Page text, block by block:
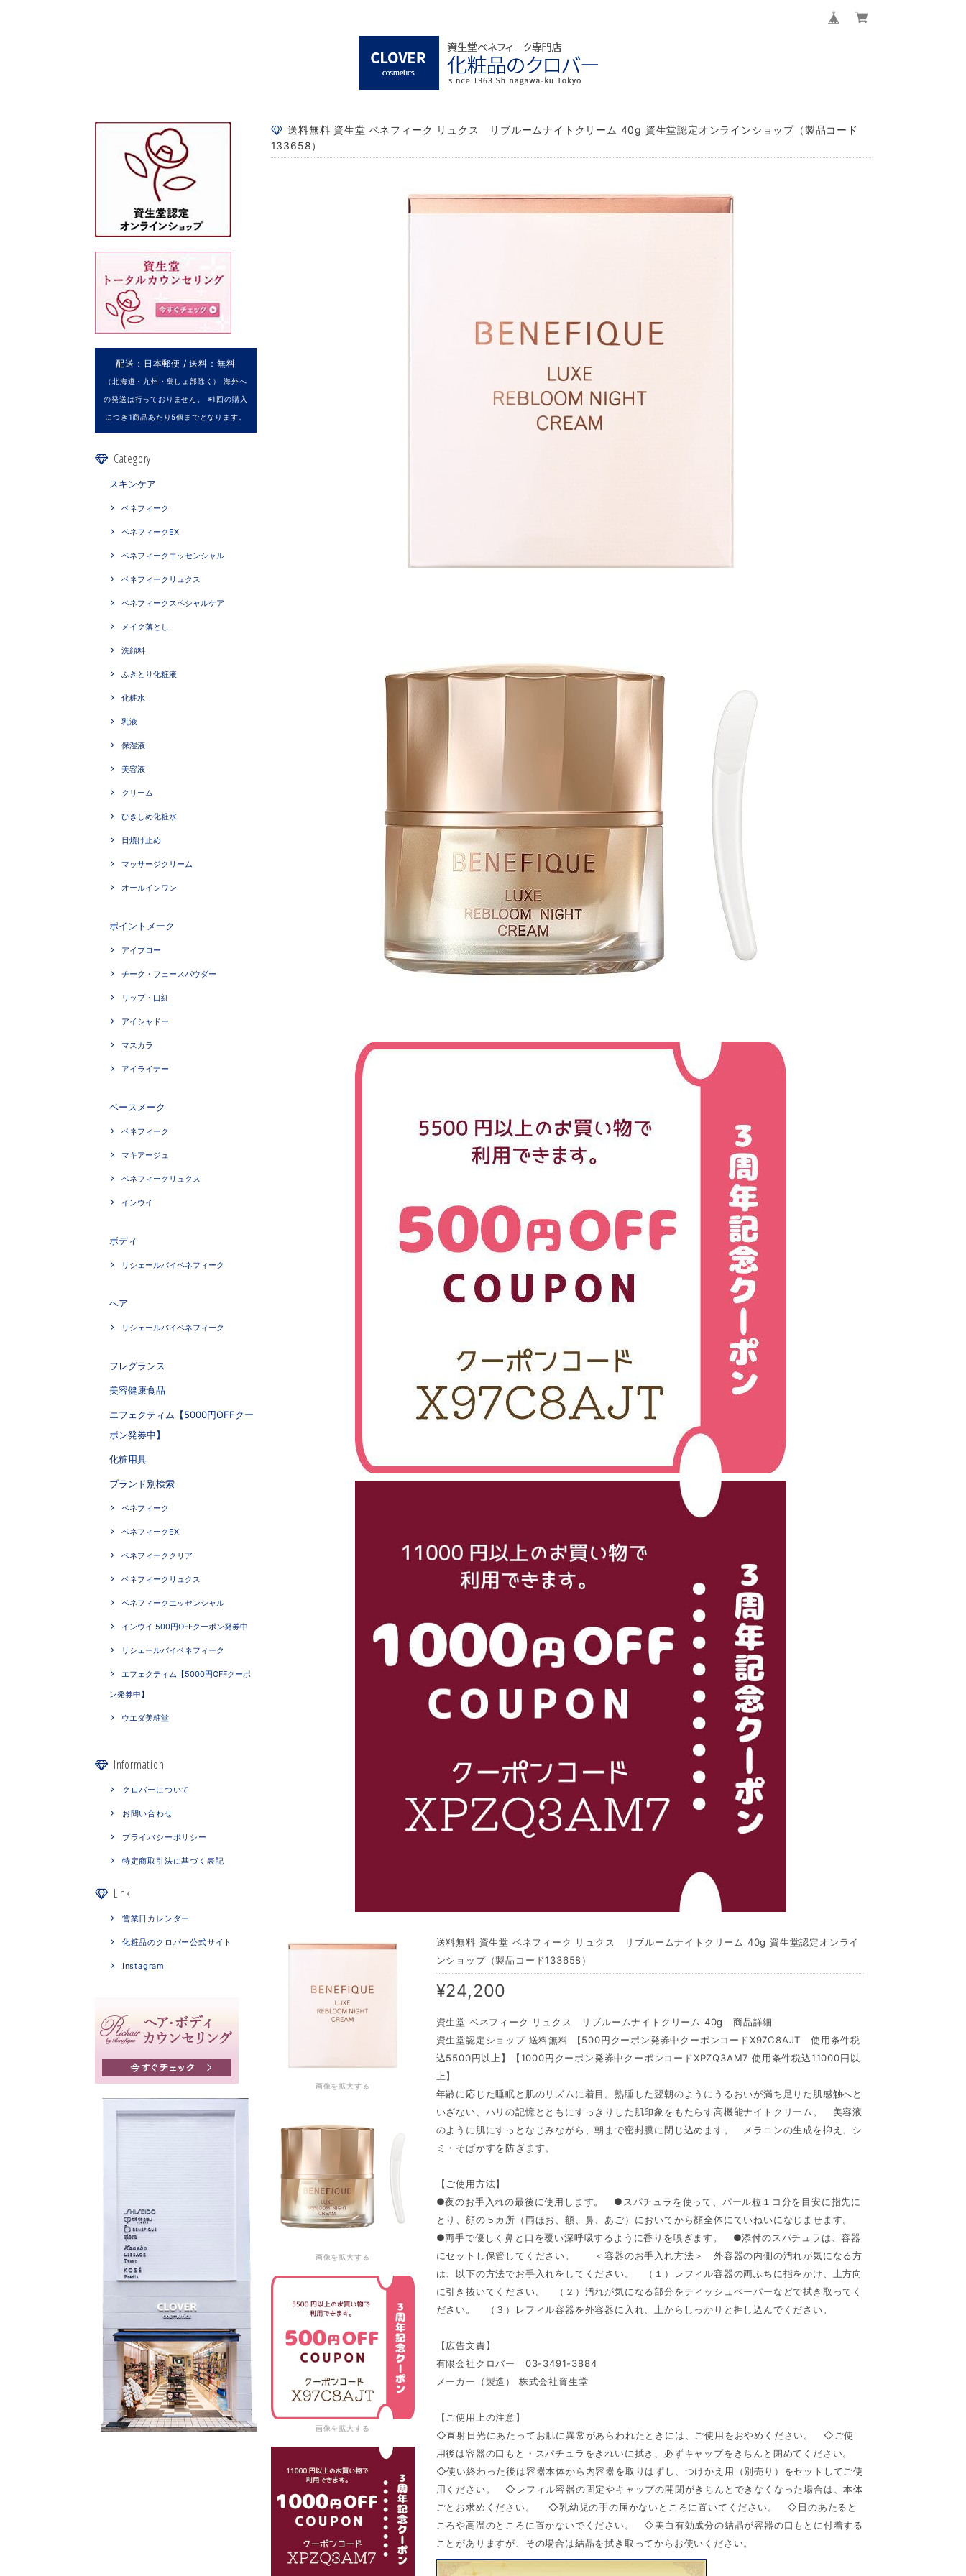
配送：日本郵便 / 送料：無料
（北海道・九州・島しょ部除く） 海外へ
の発送は行っておりません。 ※1回の購入
につき1商品あたり5個までとなります。
Category
スキンケア
ベネフィーク
ベネフィークEX
ベネフィークエッセンシャル
ベネフィークリュクス
ベネフィークスペシャルケア
メイク落とし
洗顔料
ふきとり化粧液
化粧水
乳液
保湿液
美容液
クリーム
ひきしめ化粧水
日焼け止め
マッサージクリーム
オールインワン
ポイントメーク
アイブロー
チーク・フェースパウダー
リップ・口紅
アイシャドー
マスカラ
アイライナー
ベースメーク
ベネフィーク
マキアージュ
ベネフィークリュクス
インウイ
ボディ
リシェールバイベネフィーク
ヘア
リシェールバイベネフィーク
フレグランス
美容健康食品
エフェクティム【5000円OFFクー
ポン発券中】
化粧用具
ブランド別検索
ベネフィーク
ベネフィークEX
ベネフィーククリア
ベネフィークリュクス
ベネフィークエッセンシャル
インウイ 500円OFFクーポン発券中
リシェールバイベネフィーク
エフェクティム【5000円OFFクーポ
ン発券中】
ウエダ美粧堂
Information
クロバーについて
お問い合わせ
プライバシーポリシー
特定商取引法に基づく表記
Link
営業日カレンダー
化粧品のクロバー公式サイト
Instagram
送料無料 資生堂 ベネフィーク リュクス リブルームナイトクリーム 40g 資生堂認定オンラインショップ（製品コード
133658）
画像を拡大する
画像を拡大する
画像を拡大する
送料無料 資生堂 ベネフィーク リュクス リブルームナイトクリーム 40g 資生堂認定オンライ
ンショップ（製品コード133658）
¥24,200
資生堂 ベネフィーク リュクス リブルームナイトクリーム 40g 商品詳細
資生堂認定ショップ 送料無料 【500円クーポン発券中クーポンコードX97C8AJT 使用条件税
込5500円以上】【1000円クーポン発券中クーポンコードXPZQ3AM7 使用条件税込11000円以
上】
年齢に応じた睡眠と肌のリズムに着目。熟睡した翌朝のようにうるおいが満ち足りた肌感触へと
いざない、ハリの記憶とともにすっきりした肌印象をもたらす高機能ナイトクリーム。 美容液
のように肌にすっとなじみながら、朝まで密封膜に閉じ込めます。 メラニンの生成を抑え、シ
ミ・そばかすを防ぎます。
【ご使用方法】
●夜のお手入れの最後に使用します。 ●スパチュラを使って、パール粒１コ分を目安に指先に
とり、顔の５カ所（両ほお、額、鼻、あご）においてから顔全体にていねいになじませます。
●両手で優しく鼻と口を覆い深呼吸するように香りを嗅ぎます。 ●添付のスパチュラは、容器
にセットし保管してください。 ＜容器のお手入れ方法＞ 外容器の内側の汚れが気になる方
は、以下の方法でお手入れをしてください。 （１）レフィル容器の両ふちに指をかけ、上方向
に引き抜いてください。 （２）汚れが気になる部分をティッシュペーパーなどで拭き取ってく
ださい。 （３）レフィル容器を外容器に入れ、上からしっかりと押し込んでください。
【広告文責】
有限会社クロバー 03-3491-3884
メーカー（製造） 株式会社資生堂
【ご使用上の注意】
◇直射日光にあたってお肌に異常があらわれたときには、ご使用をおやめください。 ◇ご使
用後は容器の口もと・スパチュラをきれいに拭き、必ずキャップをきちんと閉めてください。
◇使い終わった後は容器本体から内容器を取りはずし、つけかえ用（別売り）をセットしてご使
用ください。 ◇レフィル容器の固定やキャップの開閉がきちんとできなくなった場合は、本体
ごとお求めください。 ◇乳幼児の手の届かないところに置いてください。 ◇日のあたると
ころや高温のところに置かないでください。 ◇美白有効成分の結晶が容器の口もとに付着する
ことがありますが、その場合は結晶を拭き取ってからお使いください。